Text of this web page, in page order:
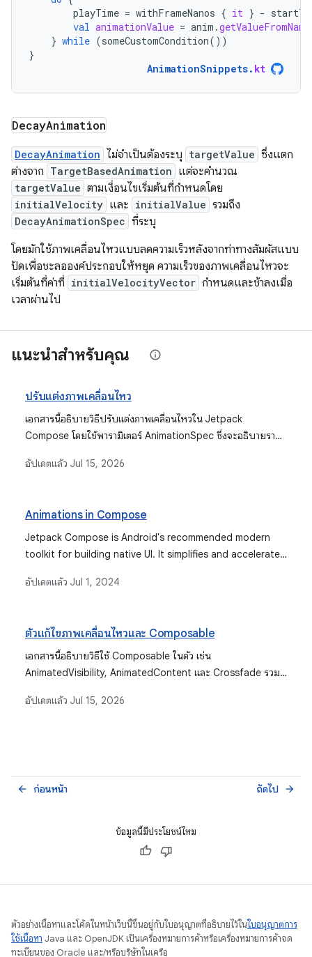
playTime = withFrameNanos { it } -
val animationValue = anim .
} while (someCustomCondition())
}
AnimationSnippets. kt
DecayAnimation
DecayAnimation ไม่จำเป็นต้องระบุ targetValue ซึ่งแตก
ต่างจาก TargetBasedAnimation แต่จะคำนวณ
targetValue ตามเงื่อนไขเริ่มต้นที่กำหนดโดย
initialVelocity และ initialValue รวมถึง
DecayAnimationSpec ที่ระบุ
โดยมักใช้ภาพเคลื่อนไหวแบบลดความเร็วหลังจากท่าทางสัมผัสแบบ
ปัดเพื่อชะลอองค์ประกอบให้หยุด ความเร็วของภาพเคลื่อนไหวจะ
เริ่มต้นที่ค่าที่ initialVelocityVector กำหนดและช้าลงเมื่อ
เวลาผ่านไป
แนะนำสำหรับคุณ
ปรับแต่งภาพเคลื่อนไหว
เอกสารนี้อธิบายวิธีปรับแต่งภาพเคลื่อนไหวใน Jetpack
Compose โดยใช้พารามิเตอร์ AnimationSpec ซึ่งจะอธิบายราย
และซ้ำได้ พร้อมด้วยการลดความเร็วที่กำหนดเองและการรองรับการ
อัปเดตแล้ว Jul 15, 2026
Animations in Compose
Jetpack Compose is Android's recommended modern
toolkit for building native UI. It simplifies and accelerates
life with less code, powerful tools, and intuitive Kotlin
อัปเดตแล้ว Jul 1, 2024
ตัวแก้ไขภาพเคลื่อนไหวและ Composable
เอกสารนี้อธิบายวิธีใช้ Composable ในตัว เช่น
AnimatedVisibility, AnimatedContent และ Crossfade รวม
งานภาพเคลื่อนไหวต่างๆ ใน Jetpack Compose
อัปเดตแล้ว Jul 15, 2026
ก่อนหน้า
arrow_back ถัดไป arrow_forward
ข้อมูลนี้มีประโยชน์ไหม
ตัวอย่างเนื้อหาและโค้ดในหน้าเว็บนี้ขึ้นอยู่กับใบอนุญาตที่อธิบายไว้ในใบอนุญาตการ
ใช้เนื้อหา Java และ OpenJDK เป็นเครื่องหมายการค้าหรือเครื่องหมายการค้าจด
ทะเบียนของ Oracle และ/หรือบริษัทในเครือ